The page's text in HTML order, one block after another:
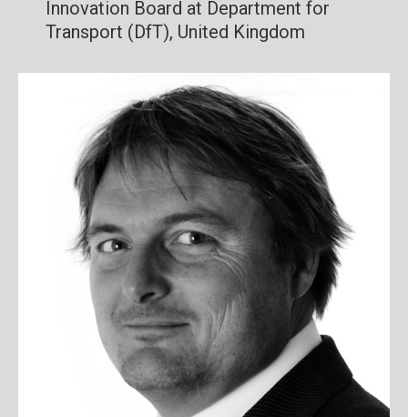
Innovation Board at Department for
Transport (DfT), United Kingdom